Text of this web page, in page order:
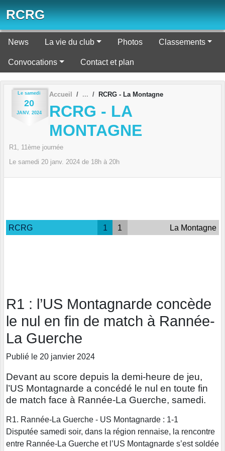
RCRG
News La vie du club Photos Classements
Convocations Contact et plan
Le samedi
20
JANV. 2024
Accueil RCRG - La Montagne
RCRG - LA
MONTAGNE
R1, 11ème journée
Le samedi 20 janv. 2024 de 18h à 20h
RCRG 1 1 La Montagne
R1 : l’US Montagnarde concède
le nul en fin de match à Rannée-
La Guerche
Publié le 20 janvier 2024
Devant au score depuis la demi-heure de jeu,
l’US Montagnarde a concédé le nul en toute fin
de match face à Rannée-La Guerche, samedi.
R1. Rannée-La Guerche - US Montagnarde : 1-1
Disputée samedi soir, dans la région rennaise, la rencontre
entre Rannée-La Guerche et l’US Montagnarde s’est soldée